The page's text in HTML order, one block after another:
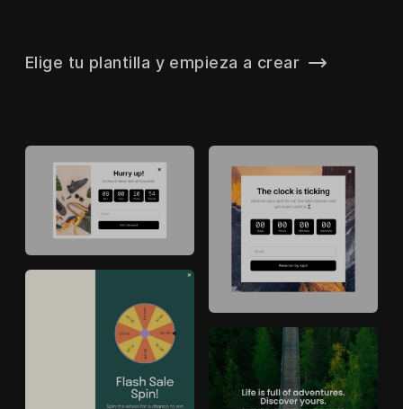
Elige tu plantilla y empieza a crear